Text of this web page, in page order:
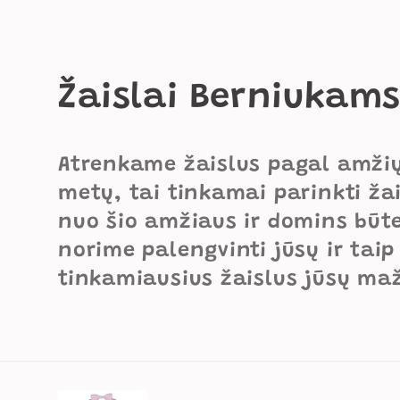
K
l
e
k
Žaislai
Atrenkame žaislus pagal
metų, tai tinkamai parinkti
nuo šio amžiaus ir domins
norime palengvinti jūsų ir
tinkamiausius žaislus jūsų